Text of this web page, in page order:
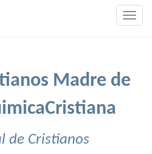
Madre de
de Cristianos